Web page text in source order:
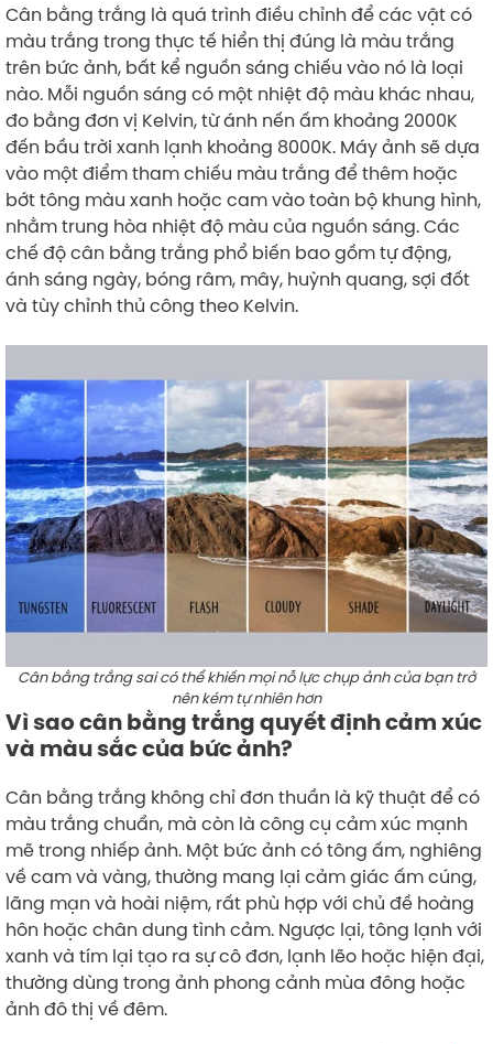
Cân bằng trắng là quá trình điều chỉnh để các vật có
màu trắng trong thực tế hiển thị đúng là màu trắng
trên bức ảnh, bất kể nguồn sáng chiếu vào nó là loại
nào. Mỗi nguồn sáng có một nhiệt độ màu khác nhau,
đo bằng đơn vị Kelvin, từ ánh nến ấm khoảng 2000K
đến bầu trời xanh lạnh khoảng 8000K. Máy ảnh sẽ dựa
vào một điểm tham chiếu màu trắng để thêm hoặc
bớt tông màu xanh hoặc cam vào toàn bộ khung hình,
nhằm trung hòa nhiệt độ màu của nguồn sáng. Các
chế độ cân bằng trắng phổ biến bao gồm tự động,
ánh sáng ngày, bóng râm, mây, huỳnh quang, sợi đốt
và tùy chỉnh thủ công theo Kelvin.
Cân bằng trắng sai có thể khiến mọi nỗ lực chụp ảnh của bạn trở
nên kém tự nhiên hơn
Vì sao cân bằng trắng quyết định cảm xúc
và màu sắc của bức ảnh?
Cân bằng trắng không chỉ đơn thuần là kỹ thuật để có
màu trắng chuẩn, mà còn là công cụ cảm xúc mạnh
mẽ trong nhiếp ảnh. Một bức ảnh có tông ấm, nghiêng
về cam và vàng, thường mang lại cảm giác ấm cúng,
lãng mạn và hoài niệm, rất phù hợp với chủ đề hoàng
hôn hoặc chân dung tình cảm. Ngược lại, tông lạnh với
xanh và tím lại tạo ra sự cô đơn, lạnh lẽo hoặc hiện đại,
thường dùng trong ảnh phong cảnh mùa đông hoặc
ảnh đô thị về đêm.